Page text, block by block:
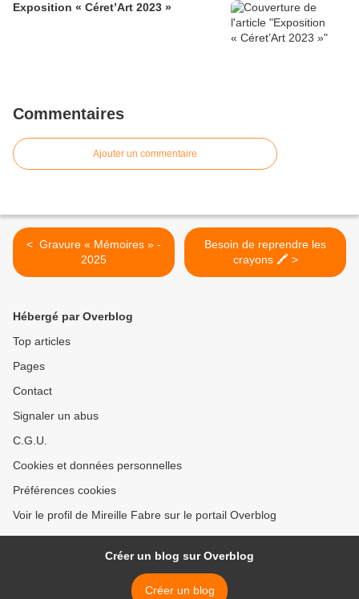
Exposition « Céret’Art 2023 »
Commentaires
Ajouter un commentaire
< Gravure « Mémoires » -
2025
Besoin de reprendre les
crayons 🖍️ >
Hébergé par Overblog
Top articles
Pages
Contact
Signaler un abus
C.G.U.
Cookies et données personnelles
Préférences cookies
Voir le profil de Mireille Fabre sur le portail Overblog
Créer un blog sur Overblog
Créer un blog